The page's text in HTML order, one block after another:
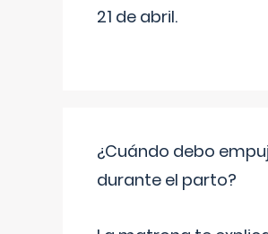
21 de abril.
¿Cuándo debo
durante el parto?